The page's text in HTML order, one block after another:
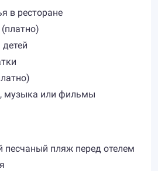
в ресторане
музыка или фильмы
песчаный пляж перед отелем